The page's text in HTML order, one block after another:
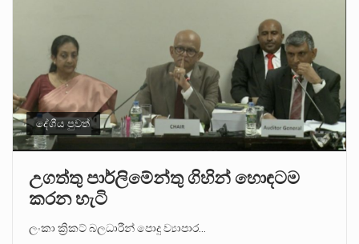
දේශීය පුවත්
උගත්තු පාර්ලිමේන්තු ගිහින් හොඳටම
කරන හැටි
ලංකා ක්‍රිකට් බලධාරීන් පොදු ව්‍යාපාර…